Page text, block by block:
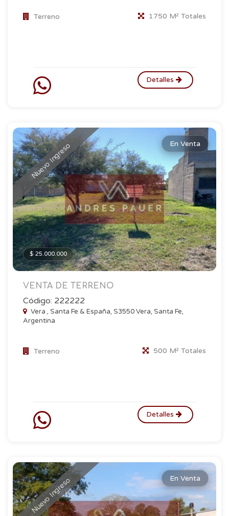
Terreno 1750 M² Totales
Detalles
Nuevo Ingreso En Venta
$ 25.000.000
VENTA DE TERRENO
Código: 222222
Vera , Santa Fe & España, S3550 Vera, Santa Fe,
Argentina
Terreno 500 M² Totales
Detalles
Nuevo Ingreso En Venta